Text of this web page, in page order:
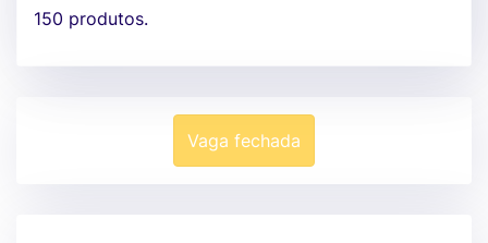
150 produtos.
Vaga fechada